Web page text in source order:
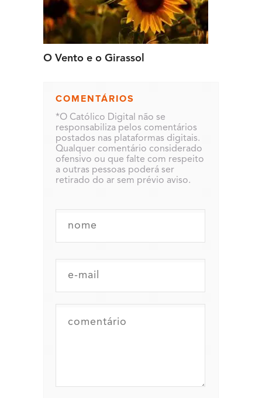
O Vento e o Girassol
COMENTÁRIOS
*O Católico Digital não se
responsabiliza pelos comentários
postados nas plataformas digitais.
Qualquer comentário considerado
ofensivo ou que falte com respeito
a outras pessoas poderá ser
retirado do ar sem prévio aviso.